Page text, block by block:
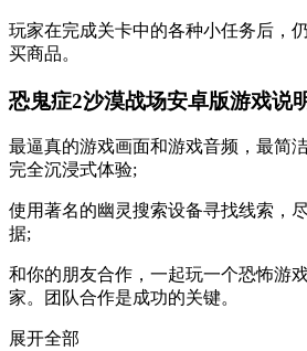
玩家在完成关卡中的各种小任务后，
买商品。
恐鬼症2沙漠战场安卓版游戏说
最逼真的游戏画面和游戏音频，最简
完全沉浸式体验;
使用著名的幽灵搜索设备寻找线索，
据;
和你的朋友合作，一起玩一个恐怖游
家。团队合作是成功的关键。
展开全部